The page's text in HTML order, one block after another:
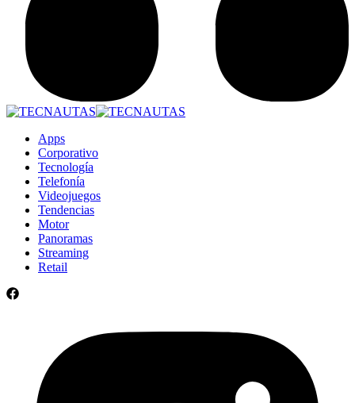
Apps
Corporativo
Tecnología
Telefonía
Videojuegos
Tendencias
Motor
Panoramas
Streaming
Retail